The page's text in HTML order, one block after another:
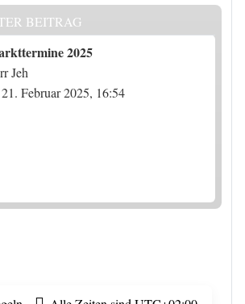
BEITRAG
2025
Jeh
Februar 2025, 16:54